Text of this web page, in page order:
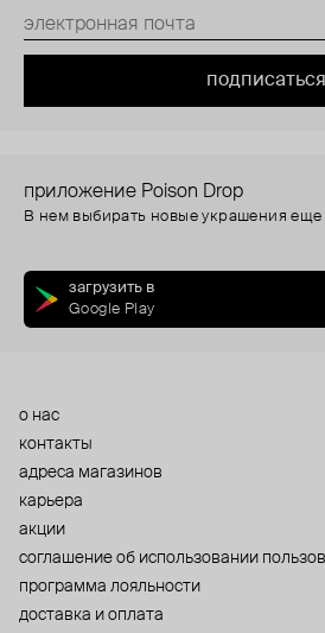
подписаться
приложение Poison Drop
В нем выбирать новые украшения еще
загрузить в
Google Play
о нас
контакты
адреса магазинов
карьера
акции
cоглашение об использовании
программа лояльности
доставка и оплата